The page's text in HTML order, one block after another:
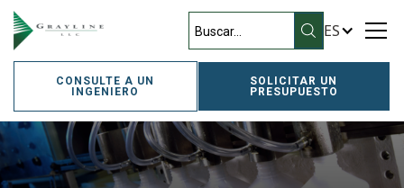
ES
CONSULTE A UN
INGENIERO
SOLICITAR UN
PRESUPUESTO